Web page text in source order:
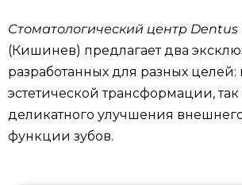
Стоматологический центр
(Кишинев) предлагает два
разработанных для разных
эстетической трансформации,
деликатного улучшения
функции зубов.